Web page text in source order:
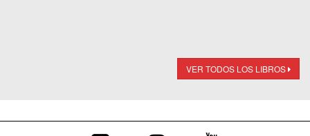
VER TODOS LOS LIBROS